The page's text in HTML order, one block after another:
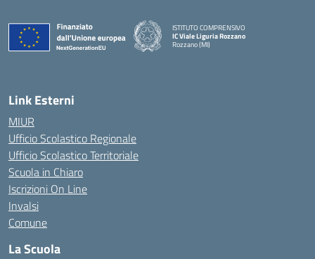
ISTITUTO COMPRENSIVO
IC Viale Liguria Rozzano
Rozzano (MI)
Link Esterni
MIUR
Ufficio Scolastico Regionale
Ufficio Scolastico Territoriale
Scuola in Chiaro
Iscrizioni On Line
Invalsi
Comune
La Scuola